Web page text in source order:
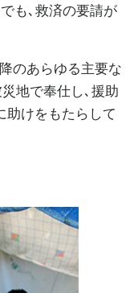
も､救済の要請が
のあらゆる主要な
地で奉仕し､援助
助けをもたらして